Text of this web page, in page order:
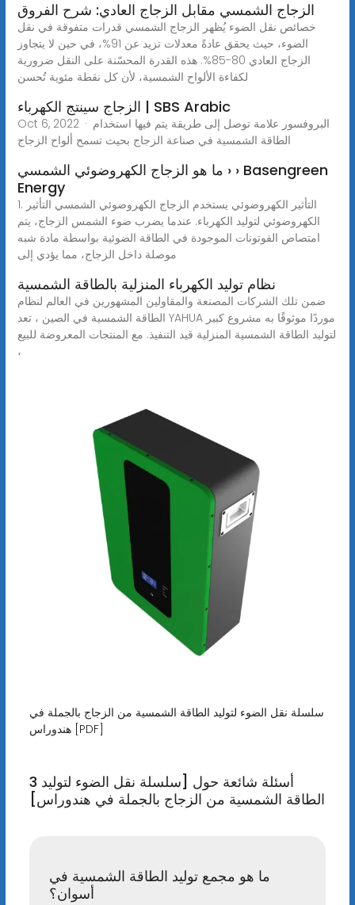
الزجاج الشمسي مقابل الزجاج العادي: شرح الفروق
خصائص نقل الضوء يُظهر الزجاج الشمسي قدرات متفوقة في نقل
الضوء، حيث يحقق عادةً معدلات تزيد عن 91%، في حين لا يتجاوز
الزجاج العادي 80-85%. هذه القدرة المحسّنة على النقل ضرورية
لكفاءة الألواح الشمسية، لأن كل نقطة مئوية تُحسن
الزجاج سينتج الكهرباء | SBS Arabic
Oct 6, 2022 · البروفسور علامة توصل إلى طريقة يتم فيها استخدام
الطاقة الشمسية في صناعة الزجاج بحيث تسمح ألواح الزجاج
ما هو الزجاج الكهروضوئي الشمسي › › Basengreen
Energy
1. التأثير الكهروضوئي يستخدم الزجاج الكهروضوئي الشمسي التأثير
الكهروضوئي لتوليد الكهرباء. عندما يضرب ضوء الشمس الزجاج، يتم
امتصاص الفوتونات الموجودة في الطاقة الضوئية بواسطة مادة شبه
موصلة داخل الزجاج، مما يؤدي إلى
نظام توليد الكهرباء المنزلية بالطاقة الشمسية
ضمن تلك الشركات المصنعة والمقاولين المشهورين في العالم لنظام
الطاقة الشمسية في الصين ، تعد YAHUA موردًا موثوقًا به مشروع كبير
لتوليد الطاقة الشمسية المنزلية قيد التنفيذ. مع المنتجات المعروضة للبيع
،
سلسلة نقل الضوء لتوليد الطاقة الشمسية من الزجاج بالجملة في
هندوراس [PDF]
3 أسئلة شائعة حول [سلسلة نقل الضوء لتوليد
الطاقة الشمسية من الزجاج بالجملة في هندوراس]
ما هو مجمع توليد الطاقة الشمسية في
أسوان؟